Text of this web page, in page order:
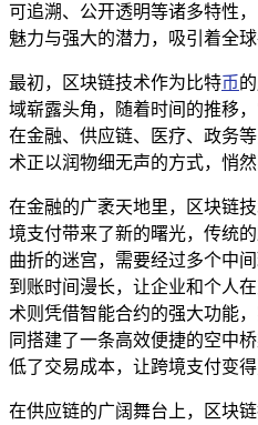
可追溯、公开透明等诸多特性
魅力与强大的潜力，吸引着全球
最初，区块链技术作为比特币
域崭露头角，随着时间的推移
在金融、供应链、医疗、政务
术正以润物细无声的方式，悄
在金融的广袤天地里，区块链
境支付带来了新的曙光，传统
曲折的迷宫，需要经过多个中
到账时间漫长，让企业和个人
术则凭借智能合约的强大功能
同搭建了一条高效便捷的空中
低了交易成本，让跨境支付变得
在供应链的广阔舞台上，区块